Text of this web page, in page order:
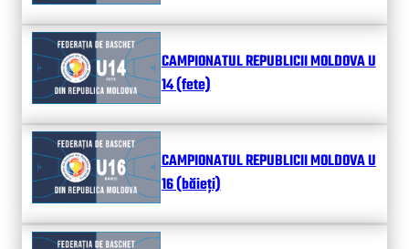
CAMPIONATUL REPUBLICII MOLDOVA U
14 (fete)
CAMPIONATUL REPUBLICII MOLDOVA U
16 (băieți)